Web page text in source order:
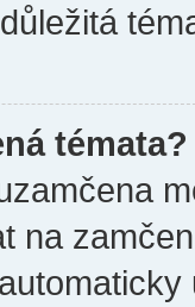
témata?
na